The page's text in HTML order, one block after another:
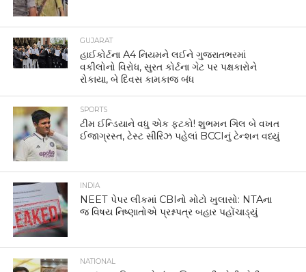
GUJARAT
હાઈકોર્ટના A4 નિયમને લઈને ગુજરાતભરમાં
વકીલોનો વિરોધ, સુરત કોર્ટના ગેટ પર પક્ષકારોને
રોકાયા, બે દિવસ કામકાજ બંધ
SPORTS
ટીમ ઈન્ડિયાને વધુ એક ફટકો! શુભમન ગિલ બે વખત
ઈજાગ્રસ્ત, ટેસ્ટ સીરિઝ પહેલાં BCCIનું ટેન્શન વધ્યું
INDIA
NEET પેપર લીકમાં CBIનો મોટો ખુલાસો: NTAના
જ વિષય નિષ્ણાતોએ પ્રશ્નપત્ર બહાર પહોંચાડ્યું
NATIONAL